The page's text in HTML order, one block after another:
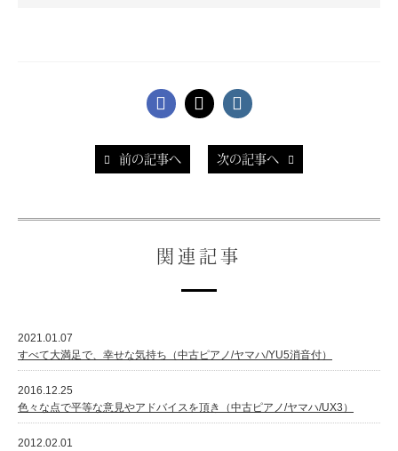
スタッフ紹介
前の記事へ 次の記事へ
関連記事
2021.01.07
すべて大満足で、幸せな気持ち（中古ピアノ/ヤマハ/YU5消音付）
2016.12.25
色々な点で平等な意見やアドバイスを頂き（中古ピアノ/ヤマハ/UX3）
2012.02.01